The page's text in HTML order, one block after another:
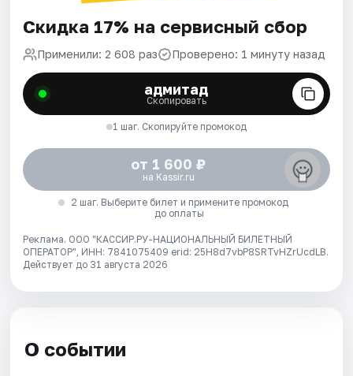
Скидка 17% на сервисный сбор
Применили: 2 608 раз Проверено: 1 минуту назад
адмитад
Скопировать
1 шаг. Скопируйте промокод
от 1 600 ₽
на Kassir.ru
2 шаг. Выберите билет и примените промокод
до оплаты
Реклама. ООО "КАССИР.РУ-НАЦИОНАЛЬНЫЙ БИЛЕТНЫЙ
ОПЕРАТОР", ИНН: 7841075409 erid: 25H8d7vbP8SRTvHZrUcdLB.
Действует до 31 августа 2026
О событии